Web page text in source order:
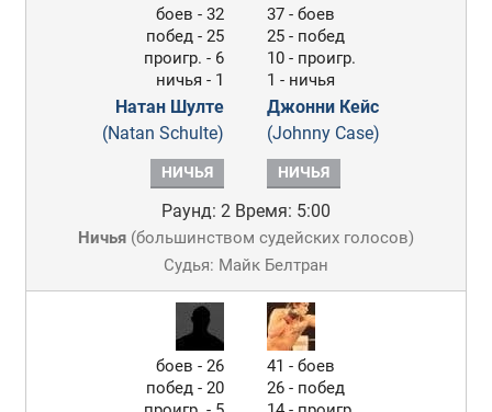
боев - 32
побед - 25
проигр. - 6
ничья - 1
Натан Шулте
(Natan Schulte)
37 - боев
25 - побед
10 - проигр.
1 - ничья
Джонни Кейс
(Johnny Case)
НИЧЬЯ НИЧЬЯ
Раунд: 2 Время: 5:00
Ничья(большинством судейских голосов)
Судья: Майк Белтран
боев - 26
побед - 20
41 - боев
26 - побед